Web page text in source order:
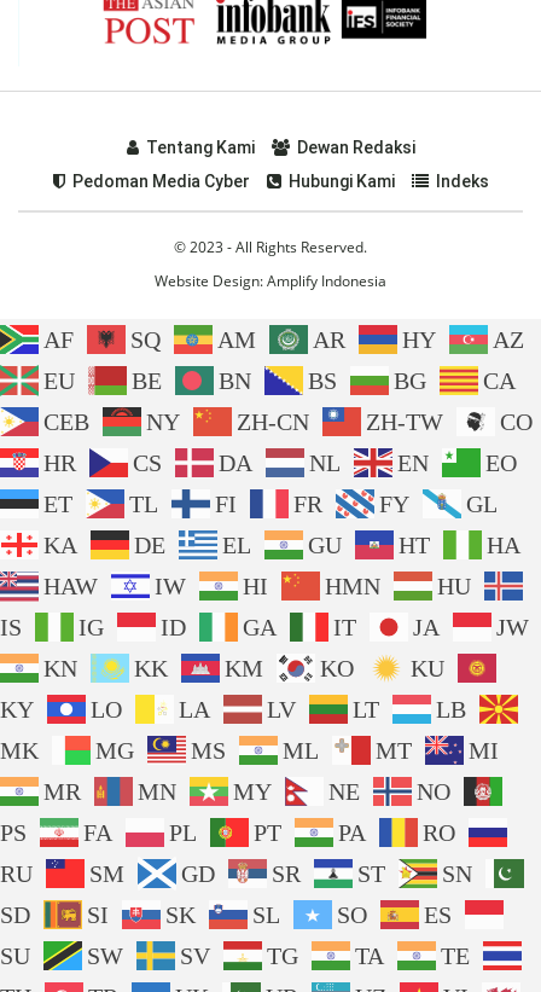
Tentang Kami
Dewan Redaksi
Pedoman Media Cyber
Hubungi Kami Indeks
© 2023 - All Rights Reserved.
Website Design:Amplify Indonesia
AF SQ AM AR HY
AZ
EU
BE BN BS BG
CA
CEB
NY ZH-CN ZH-TW
CO
HR
CS DA NL EN
EO
ET
TL FI FR FY
GL
KA
DE EL GU HT
HA
HAW
IW HI HMN
HU
IS
IG ID GA IT JA
JW
KN
KK KM KO
KU
KY
LO LA LV LT
LB
MK
MG MS ML MT
MI
MR
MN MY NE
NO
PS
FA PL PT PA
RO
RU
SM GD SR ST
SN
SD
SI SK SL SO
ES
SU
SW SV TG TA
TE